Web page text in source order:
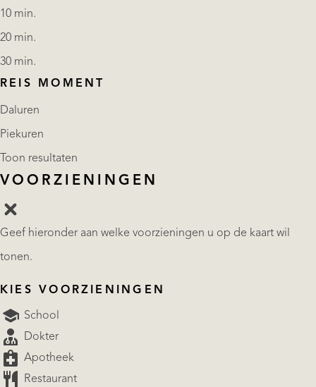
10 min.
20 min.
30 min.
REIS MOMENT
Daluren
Piekuren
Toon resultaten
VOORZIENINGEN
Geef hieronder aan welke voorzieningen u op de kaart wil
tonen.
KIES VOORZIENINGEN
School
Dokter
Apotheek
Restaurant